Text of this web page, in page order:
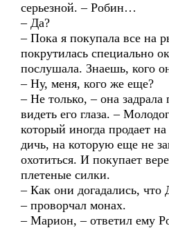
серьезной. – Робин…
– Да?
– Пока я покупала все на
покрутилась специально
послушала. Знаешь, кого
– Ну, меня, кого же еще?
– Не только, – она задрала
видеть его глаза. –
который иногда продает
дичь, на которую еще не
охотиться. И покупает
плетеные силки.
– Как они догадались, что
– проворчал монах.
– Марион, – ответил ему